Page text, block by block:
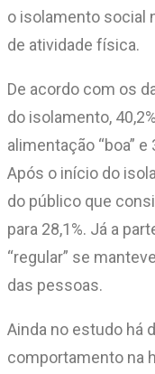
o isolamento social
de atividade física.
De acordo com os
do isolamento,
alimentação “boa” e
Após o início do
do público que
para 28,1%. Já a
“regular” se
das pessoas.
Ainda no estudo há
comportamento na